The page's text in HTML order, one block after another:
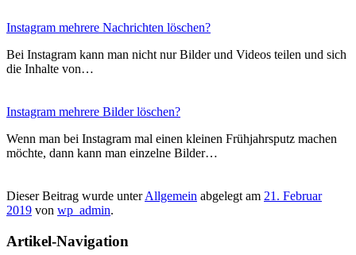
Instagram mehrere Nachrichten löschen?
Bei Instagram kann man nicht nur Bilder und Videos teilen und sich
die Inhalte von…
Instagram mehrere Bilder löschen?
Wenn man bei Instagram mal einen kleinen Frühjahrsputz machen
möchte, dann kann man einzelne Bilder…
Dieser Beitrag wurde unterAllgemein abgelegt am 21. Februar
2019 von wp_admin.
Artikel-Navigation